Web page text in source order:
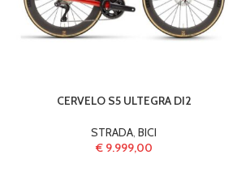
CERVELO S5 ULTEGRA DI2
STRADA ,BICI
€9.999,00